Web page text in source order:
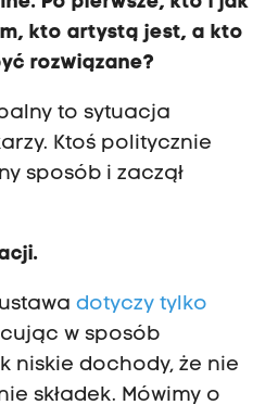
kto artystą jest, a kto
rozwiązane?
to sytuacja
Ktoś politycznie
sposób i zaczął
dotyczy tylko
w sposób
niskie dochody, że nie
składek. Mówimy o